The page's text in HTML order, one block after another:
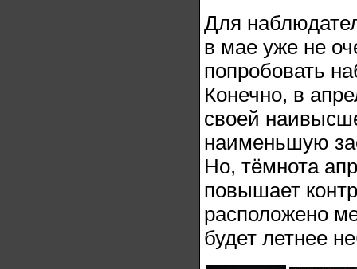
Для
в мае уже не
попробовать
Конечно, в
своей
наименьшую
Но, тёмнота
повышает
расположено
будет летнее